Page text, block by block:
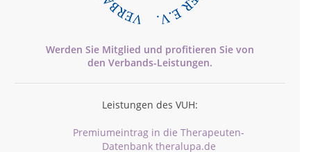
Werden Sie Mitglied und profitieren Sie von
den Verbands-Leistungen.
Leistungen des VUH:
Premiumeintrag in die Therapeuten-
Datenbank theralupa.de